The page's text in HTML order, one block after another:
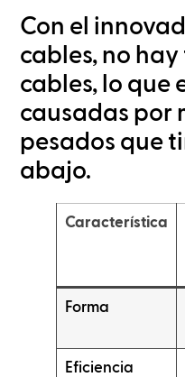
Con el
cables, no
cables, lo que
causadas por
pesados que
abajo.
Característica
Forma
Eficiencia